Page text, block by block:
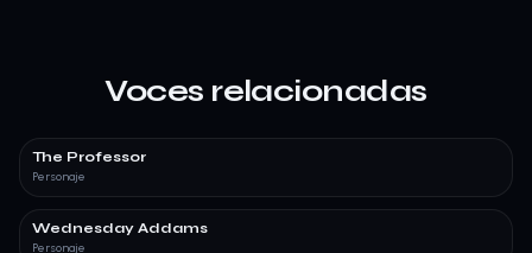
Voces relacionadas
The Professor
Personaje
Wednesday Addams
Personaje